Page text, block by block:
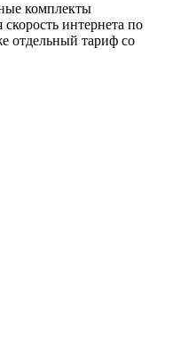
комплекты
интернета по
отдельный тариф со